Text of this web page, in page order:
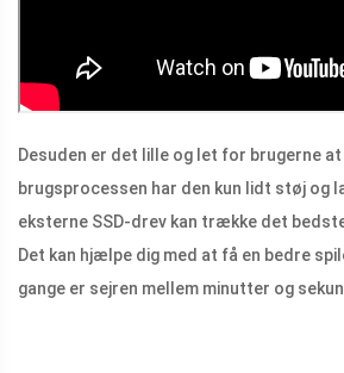
Desuden er det lille og let for brugerne
brugsprocessen har den kun lidt støj og
eksterne SSD-drev kan trække det
Det kan hjælpe dig med at få en bedre
gange er sejren mellem minutter og